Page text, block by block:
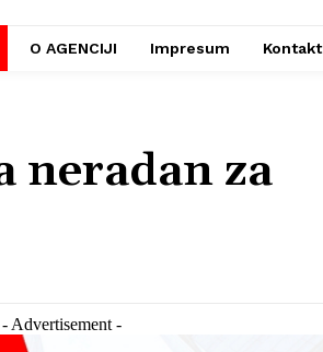
O AGENCIJI Impresum Kontakt
neradan za
- Advertisement -